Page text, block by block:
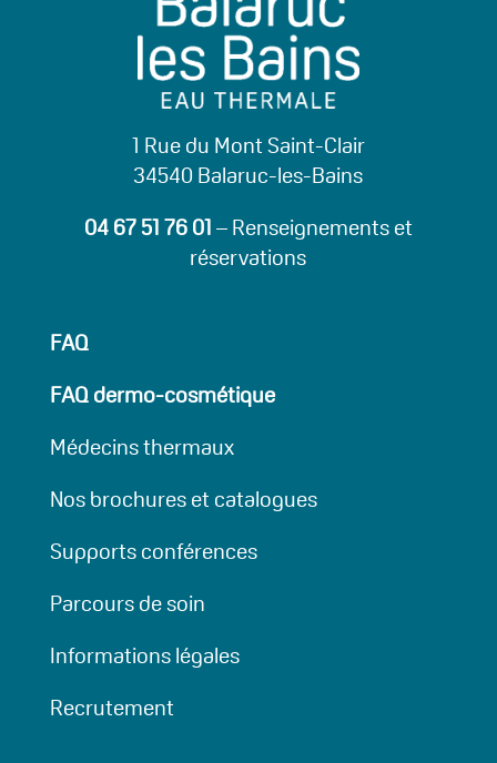
1 Rue du Mont Saint-Clair
34540 Balaruc-les-Bains
04 67 51 76 01– Renseignements et
réservations
FAQ
FAQ dermo-cosmétique
Médecins thermaux
Nos brochures et catalogues
Supports conférences
Parcours de soin
Informations légales
Recrutement